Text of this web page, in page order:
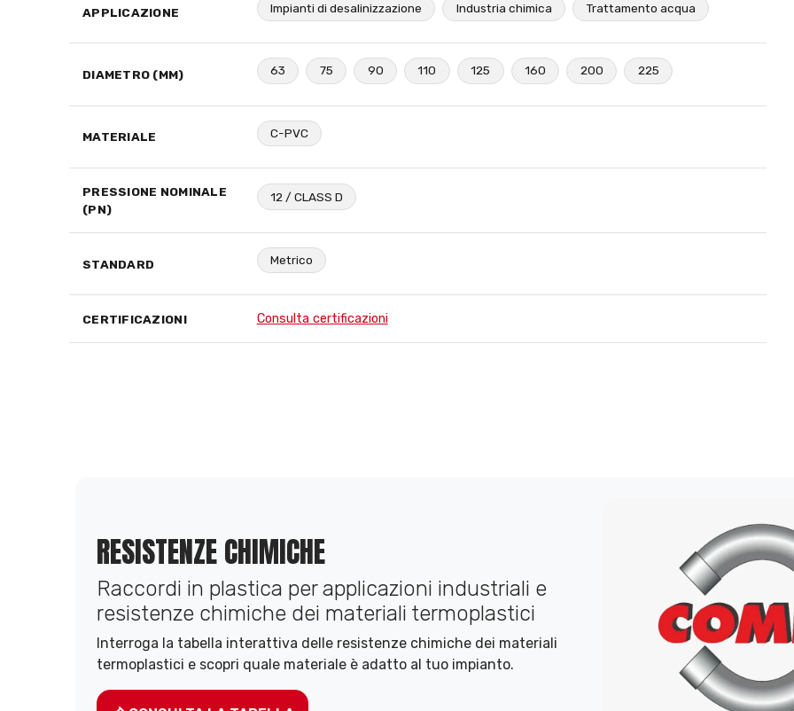
APPLICAZIONE Impianti di desalinizzazione Industria chimica Trattamento acqua
DIAMETRO (MM) 63 75 90 110 125 160 200 225
MATERIALE C-PVC
PRESSIONE NOMINALE
(PN)
12 / CLASS D
STANDARD Metrico
CERTIFICAZIONI Consulta certificazioni
RESISTENZE CHIMICHE
Raccordi in plastica per applicazioni industriali e
resistenze chimiche dei materiali termoplastici
Interroga la tabella interattiva delle resistenze chimiche dei materiali
termoplastici e scopri quale materiale è adatto al tuo impianto.